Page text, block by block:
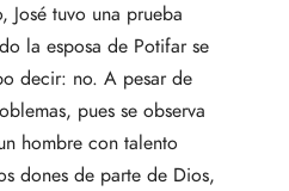
José tuvo una prueba
la esposa de Potifar se
decir: no. A pesar de
pues se observa
hombre con talento
dones de parte de Dios,